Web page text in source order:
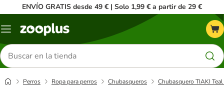
ENVÍO GRATIS desde 49 € | Solo 1,99 € a partir de 29 €
Menú
Buscar
productos
Perros Ropa para perros Chubasqueros Chubasquero TIAKI